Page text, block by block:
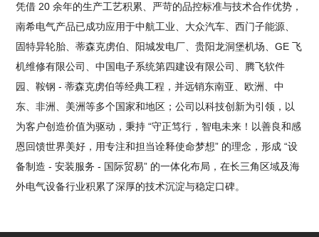
凭借 20 余年的生产工艺积累、严苛的品控标准与技术合作优势，
南希电气产品已成功应用于中航工业、大众汽车、西门子能源、
固特异轮胎、蒂森克虏伯、阳城发电厂、贵阳龙洞堡机场、GE 飞
机维修有限公司、中国电子系统第四建设有限公司、腾飞软件
园、鞍钢 - 蒂森克虏伯等经典工程，并远销东南亚、欧洲、中
东、非洲、美洲等多个国家和地区；公司以科技创新为引领，以
为客户创造价值为驱动，秉持 “守正笃行，智电未来！以善良和感
恩回馈世界美好，用专注和担当诠释使命梦想” 的理念，形成 “设
备制造 - 安装服务 - 国际贸易” 的一体化布局，在长三角区域及海
外电气设备行业积累了深厚的技术沉淀与稳定口碑。